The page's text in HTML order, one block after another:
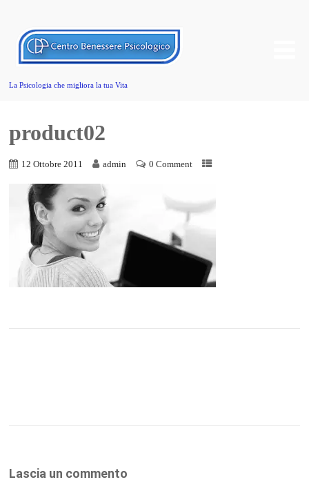
La Psicologia che migliora la tua Vita
product02
12 Ottobre 2011 admin 0 Comment
Lascia un commento